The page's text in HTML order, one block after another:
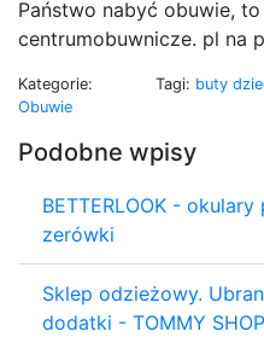
Państwo nabyć obuwie,
centrumobuwnicze. pl na
Kategorie:
Obuwie
Tagi: buty
Podobne wpisy
BETTERLOOK -
zerówki
Sklep odzieżowy.
dodatki - TOMMY SHOP